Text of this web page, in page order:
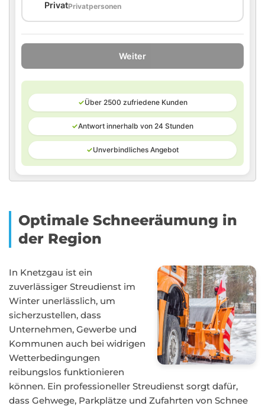
PrivatPrivatpersonen
Weiter
✓Über 2500 zufriedene Kunden
✓Antwort innerhalb von 24 Stunden
✓Unverbindliches Angebot
Optimale Schneeräumung in
der Region
In Knetzgau ist ein
zuverlässiger Streudienst im
Winter unerlässlich, um
sicherzustellen, dass
Unternehmen, Gewerbe und
Kommunen auch bei widrigen
Wetterbedingungen
reibungslos funktionieren
können. Ein professioneller Streudienst sorgt dafür,
dass Gehwege, Parkplätze und Zufahrten von Schnee